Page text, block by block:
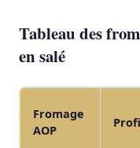
Tableau des
en salé
Fromage
AOP